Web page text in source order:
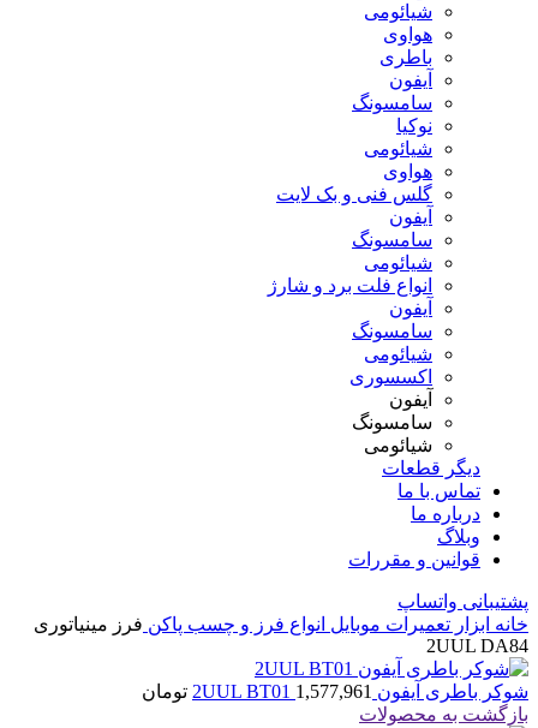
شیائومی
هواوی
باطری
آیفون
سامسونگ
نوکیا
شیائومی
هواوی
گلس فنی و بک لایت
آیفون
سامسونگ
شیائومی
انواع فلت برد و شارژ
آیفون
سامسونگ
شیائومی
اکسسوری
آیفون
سامسونگ
شیائومی
دیگر قطعات
تماس با ما
درباره ما
وبلاگ
قوانین و مقررات
پشتیبانی واتساپ
خانه ابزار تعمیرات موبایل انواع فرز و چسب پاکن فرز مینیاتوری
2UUL DA84
شوکر باطری آیفون 2UUL BT01 1,577,961
تومان
بازگشت به محصولات